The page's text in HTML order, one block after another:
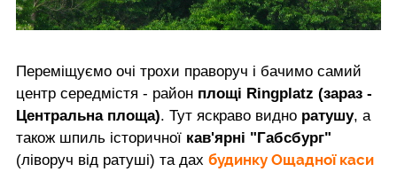
Переміщуємо очі трохи праворуч і бачимо самий
центр середмістя - район площі Ringplatz (зараз -
Центральна площа). Тут яскраво видно ратушу, а
також шпиль історичної кав'ярні "Габсбург"
(ліворуч від ратуші) та дах будинку Ощадної каси